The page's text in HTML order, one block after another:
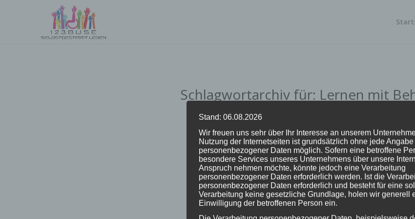
Schlagwortarchiv für: Lernen mit
Ersti-Messe 2019
Weiterlesen
Stand: 06.08.2026
Wir freuen uns sehr über Ihr Interesse an unserem
Nutzung der Internetseiten ist grundsätzlich ohne jede Angabe
personenbezogener Daten möglich. Sofern eine betroffene
besondere Services unseres Unternehmens über unsere
Anspruch nehmen möchte, könnte jedoch eine Verarbeitung
personenbezogener Daten erforderlich werden. Ist die
personenbezogener Daten erforderlich und besteht für eine
Verarbeitung keine gesetzliche Grundlage, holen wir generell
Einwilligung der betroffenen Person ein.